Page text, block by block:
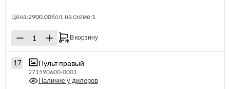
Цена:2900.00Кол. на схеме:1
В корзину
17 Пульт правый
271590600-0001
Наличие у дилеров